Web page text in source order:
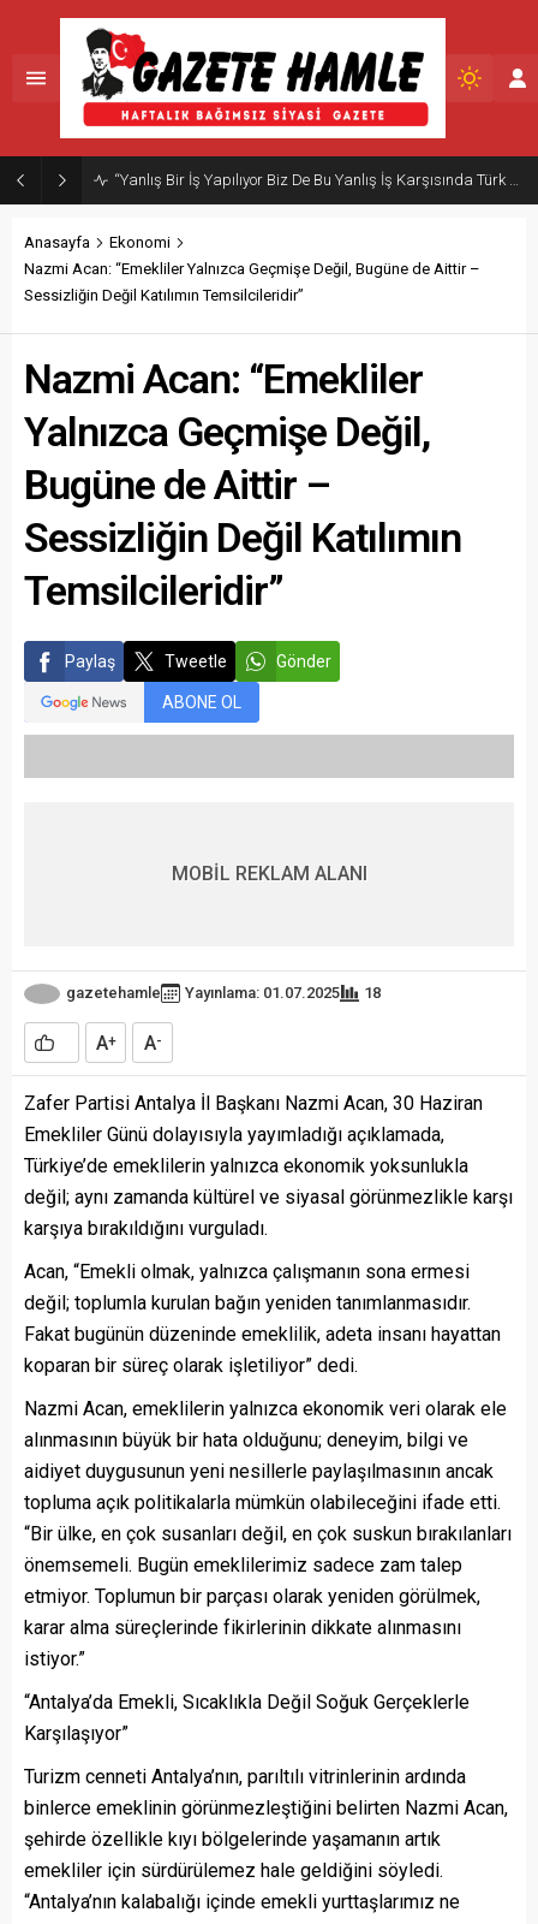
“Yanlış Bir İş Yapılıyor Biz De Bu Yanlış İş Karşısında Türk Milletini Uyarmaya Devam Edeceğiz”
Anasayfa
Ekonomi
Nazmi Acan: “Emekliler Yalnızca Geçmişe Değil, Bugüne de Aittir –
Sessizliğin Değil Katılımın Temsilcileridir”
Nazmi Acan: “Emekliler
Yalnızca Geçmişe Değil,
Bugüne de Aittir –
Sessizliğin Değil Katılımın
Temsilcileridir”
Paylaş Tweetle Gönder
ABONE OL
MOBİL REKLAM ALANI
gazetehamle Yayınlama: 01.07.2025 18
A+ A-
Zafer Partisi Antalya İl Başkanı Nazmi Acan, 30 Haziran
Emekliler Günü dolayısıyla yayımladığı açıklamada,
Türkiye’de emeklilerin yalnızca ekonomik yoksunlukla
değil; aynı zamanda kültürel ve siyasal görünmezlikle karşı
karşıya bırakıldığını vurguladı.
Acan, “Emekli olmak, yalnızca çalışmanın sona ermesi
değil; toplumla kurulan bağın yeniden tanımlanmasıdır.
Fakat bugünün düzeninde emeklilik, adeta insanı hayattan
koparan bir süreç olarak işletiliyor” dedi.
Nazmi Acan, emeklilerin yalnızca ekonomik veri olarak ele
alınmasının büyük bir hata olduğunu; deneyim, bilgi ve
aidiyet duygusunun yeni nesillerle paylaşılmasının ancak
topluma açık politikalarla mümkün olabileceğini ifade etti.
“Bir ülke, en çok susanları değil, en çok suskun bırakılanları
önemsemeli. Bugün emeklilerimiz sadece zam talep
etmiyor. Toplumun bir parçası olarak yeniden görülmek,
karar alma süreçlerinde fikirlerinin dikkate alınmasını
istiyor.”
“Antalya’da Emekli, Sıcaklıkla Değil Soğuk Gerçeklerle
Karşılaşıyor”
Turizm cenneti Antalya’nın, parıltılı vitrinlerinin ardında
binlerce emeklinin görünmezleştiğini belirten Nazmi Acan,
şehirde özellikle kıyı bölgelerinde yaşamanın artık
emekliler için sürdürülemez hale geldiğini söyledi.
“Antalya’nın kalabalığı içinde emekli yurttaşlarımız ne